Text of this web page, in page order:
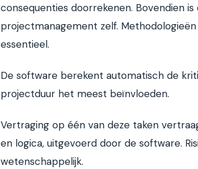
consequenties doorrekenen. Bovendien
projectmanagement zelf. Methodologieën
essentieel.
De software berekent automatisch de
projectduur het meest beïnvloeden.
Vertraging op één van deze taken
en logica, uitgevoerd door de software.
wetenschappelijk.